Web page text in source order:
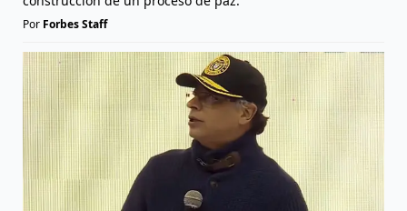
Por Forbes Staff